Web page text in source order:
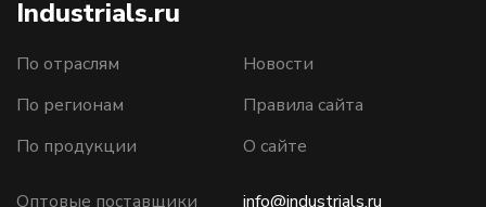
Industrials.ru
По отраслям
По регионам
По продукции
Новости
Правила сайта
О сайте
Оптовые поставщики info@industrials.ru